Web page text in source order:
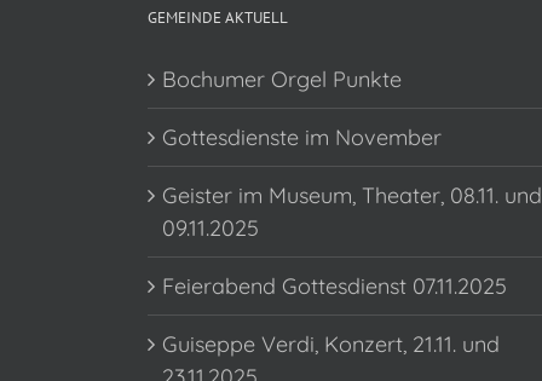
GEMEINDE AKTUELL
Bochumer Orgel Punkte
Gottesdienste im November
Geister im Museum, Theater, 08.11. und
09.11.2025
Feierabend Gottesdienst 07.11.2025
Guiseppe Verdi, Konzert, 21.11. und